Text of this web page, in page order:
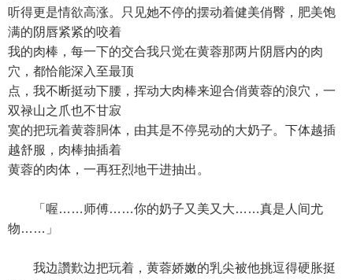
听得更是情欲高涨。只见她不停的摆动着健美俏臀，肥美饱
满的阴唇紧紧的咬着
我的肉棒，每一下的交合我只觉在黄蓉那两片阴唇内的肉
穴，都恰能深入至最顶
点，我不断挺动下腰，挥动大肉棒来迎合俏黄蓉的浪穴，一
双禄山之爪也不甘寂
寞的把玩着黄蓉胴体，由其是不停晃动的大奶子。下体越插
越舒服，肉棒抽插着
黄蓉的肉体，一再狂烈地干进抽出。
「喔……师傅……你的奶子又美又大……真是人间尤
物……」
我边讚歎边把玩着，黄蓉娇嫩的乳尖被他挑逗得硬胀挺